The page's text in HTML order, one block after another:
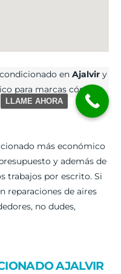
en Ajalvir y
para marcas cómo.
más económico
y además de
trabajos por escrito. Si
reparaciones de aires
no dudes,
AJALVIR
LLAME AHORA